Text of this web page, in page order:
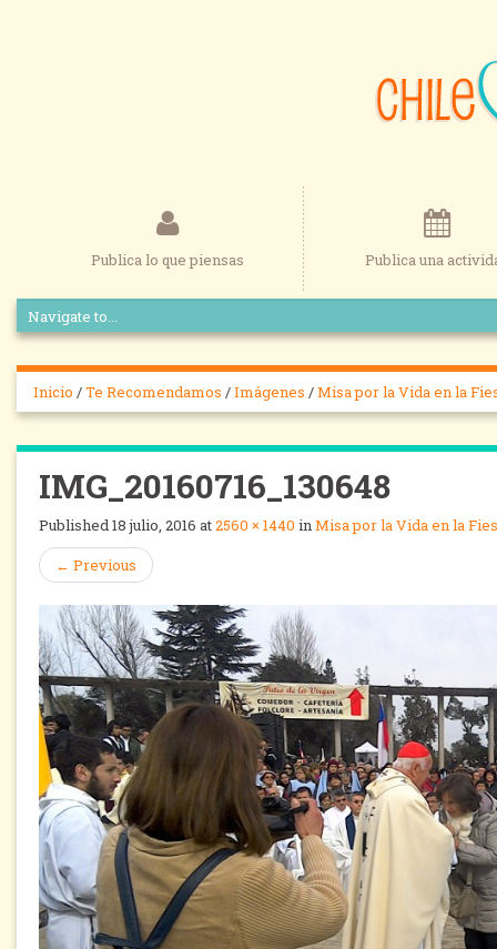
Publica lo que piensas Publica una
Inicio /Te Recomendamos /Imágenes /Misa por la Vida en la
IMG_20160716_130648
Published18 julio, 2016 at2560 × 1440 inMisa por la Vida en la
← Previous